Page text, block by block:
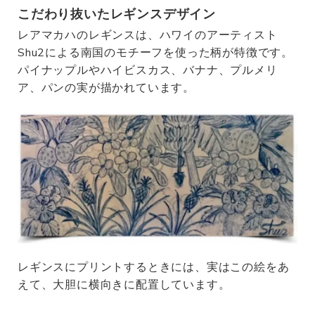
こだわり抜いたレギンスデザイン
レアマカハのレギンスは、ハワイのアーティスト
Shu2による南国のモチーフを使った柄が特徴です。
パイナップルやハイビスカス、バナナ、プルメリ
ア、パンの実が描かれています。
レギンスにプリントするときには、実はこの絵をあ
えて、大胆に横向きに配置しています。